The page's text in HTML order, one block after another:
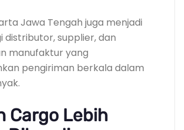
Jawa Tengah juga menjadi
distributor, supplier, dan
manufaktur yang
pengiriman berkala dalam
Cargo Lebih